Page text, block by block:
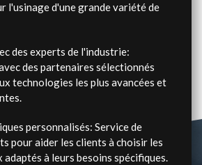
l'usinage d'une grande variété de
des experts de l'industrie:
des partenaires sélectionnés
technologies les plus avancées et
personnalisés: Service de
pour aider les clients à choisir les
adaptés à leurs besoins spécifiques.